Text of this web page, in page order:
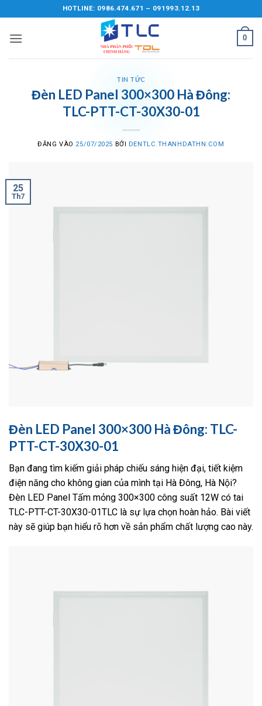
qua
nội
HOTLINE: 0986.474.671 – 091993.12.13
0
TIN TỨC
Đèn LED Panel 300×300 Hà Đông:
TLC-PTT-CT-30X30-01
ĐĂNG VÀO 25/07/2025 BỞI DENTLC.THANHDATHN.COM
25
Th7
Đèn LED Panel 300×300 Hà Đông: TLC-
PTT-CT-30X30-01
Bạn đang tìm kiếm giải pháp chiếu sáng hiện đại, tiết kiệm
điện năng cho không gian của mình tại Hà Đông, Hà Nội?
Đèn LED Panel Tấm mỏng 300×300 công suất 12W có tai
TLC-PTT-CT-30X30-01TLC là sự lựa chọn hoàn hảo. Bài viết
này sẽ giúp bạn hiểu rõ hơn về sản phẩm chất lượng cao này.